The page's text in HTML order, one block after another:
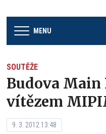
MENU
SOUTĚŽE
Budova
vítězem
9. 3. 2012 13:48